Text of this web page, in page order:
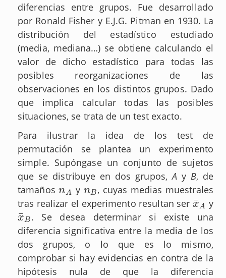
diferencias entre grupos. Fue desarrollado
por Ronald Fisher y E.J.G. Pitman en 1930. La
distribución del estadístico estudiado
(media, mediana…) se obtiene calculando el
valor de dicho estadístico para todas las
posibles reorganizaciones de las
observaciones en los distintos grupos. Dado
que implica calcular todas las posibles
situaciones, se trata de un test exacto.
Para ilustrar la idea de los test de
permutación se plantea un experimento
simple. Supóngase un conjunto de sujetos
que se distribuye en dos grupos,A y B, de
tamañosnA
nA y nB
nB , cuyas medias muestrales
tras realizar el experimento resultan ser x
¯A
x¯A y
x
¯B
x¯B. Se desea determinar si existe una
diferencia significativa entre la media de los
dos grupos, o lo que es lo mismo,
comprobar si hay evidencias en contra de la
hipótesis nula de que la diferencia